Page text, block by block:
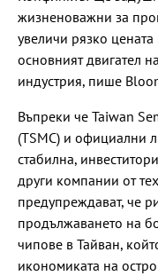
жизненоважни за
увеличи рязко
основният двигател
индустрия, пише
Въпреки че Taiwan
(TSMC) и официални
стабилна,
други компании от
предупреждават, че
продължаването на
чипове в Тайван,
икономиката на